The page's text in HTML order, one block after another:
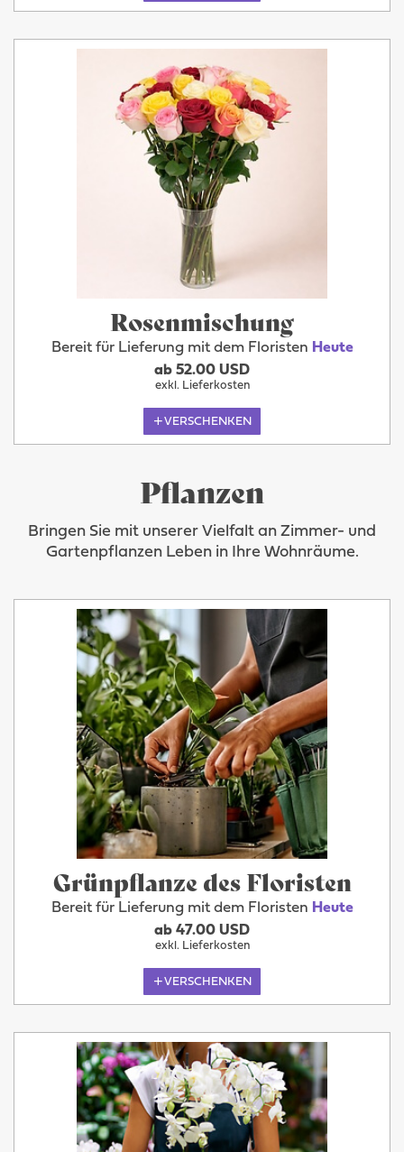
Rosenmischung
Bereit für Lieferung mit dem Floristen Heute
ab 52.00 USD
exkl. Lieferkosten
VERSCHENKEN
Pflanzen
Bringen Sie mit unserer Vielfalt an Zimmer- und
Gartenpflanzen Leben in Ihre Wohnräume.
Grünpflanze des Floristen
Bereit für Lieferung mit dem Floristen Heute
ab 47.00 USD
exkl. Lieferkosten
VERSCHENKEN